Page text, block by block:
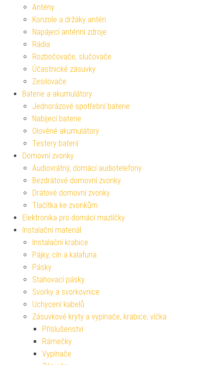
Antény
Konzole a držáky antén
Napájecí anténní zdroje
Rádia
Rozbočovače, slučovače
Účastnické zásuvky
Zesilovače
Baterie a akumulátory
Jednorázové spotřební baterie
Nabíjecí baterie
Olověné akumulátory
Testery baterií
Domovní zvonky
Audiovrátný, domácí audiotelefony
Bezdrátové domovní zvonky
Drátové domovní zvonky
Tlačítka ke zvonkům
Elektronika pro domácí mazlíčky
Instalační materiál
Instalační krabice
Pájky, cín a kalafuna
Pásky
Stahovací pásky
Svorky a svorkovnice
Uchycení kabelů
Zásuvkové kryty a vypínače, krabice, víčka
Příslušenství
Rámečky
Vypínače